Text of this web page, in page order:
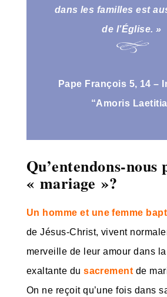
dans les familles est
de l’Église. »
Pape François 5, 14 –
“Amoris
Qu’entendons-nous
« mariage »?
Un homme et une femme
de Jésus-Christ, vivent
merveille de leur amour dans
exaltante dusacrement de
On ne reçoit qu’une fois dans